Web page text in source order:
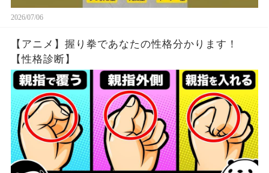
2026/07/06
【アニメ】握り拳であなたの性格分かります！
【性格診断】